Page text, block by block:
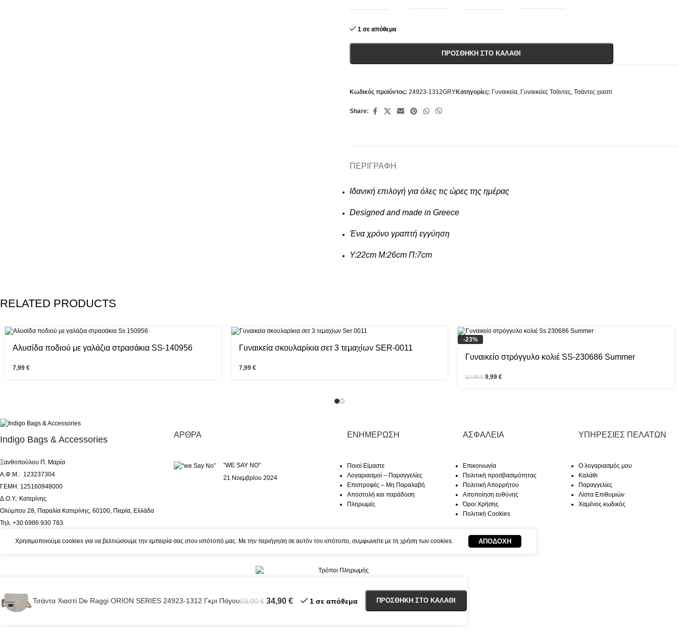
1 σε απόθεμα
ΠΡΟΣΘΉΚΗ ΣΤΟ ΚΑΛΆΘΙ
Κωδικός προϊόντος: 24923-1312GRYΚατηγορίες: Γυναικεία, Γυναικείες Τσάντες, Τσάντες χιαστί
Share:
ΠΕΡΙΓΡΑΦΉ
Ιδανική επιλογή για όλες τις ώρες της ημέρας
Designed and made in Greece
Ένα χρόνο γραπτή εγγύηση
Υ:22cm Μ:26cm Π:7cm
RELATED PRODUCTS
Αλυσίδα ποδιού με γαλάζια στρασάκια SS-140956
7,99 €
Γυναικεία σκουλαρίκια σετ 3 τεμαχίων SER-0011
7,99 €
-23%
Γυναικείο στρόγγυλο κολιέ SS-230686 Summer
12,99€ 9,99 €
Indigo Bags & Accessories
Ξανθοπούλου Π. Μαρία
Α.Φ.Μ.: 123237304
ΓΕΜΗ: 125160948000
Δ.Ο.Υ.: Κατερίνης
Ολύμπου 28, Παραλία Κατερίνης, 60100, Πιερία, Ελλάδα
Τηλ. +30 6986 930 783
ΆΡΘΡΑ
“WE SAY NO”
21 Νοεμβρίου 2024
ΕΝΗΜΈΡΩΣΗ
Ποιοί Είμαστε
Λογαριασμοί – Παραγγελίες
Επιστροφές – Μη Παραλαβή
Αποστολή και παράδοση
Πληρωμές
ΑΣΦΆΛΕΙΑ
Επικοινωνία
Πολιτική προσβασιμότητας
Πολιτική Απορρήτου
Αποποίηση ευθύνης
Όροι Χρήσης
Πολιτική Cookies
ΥΠΗΡΕΣΊΕΣ ΠΕΛΑΤΏΝ
Ο λογαριασμός μου
Καλάθι
Παραγγελίες
Λίστα Επιθυμιών
Χαμένος κωδικός
Χρησιμοποιούμε cookies για να βελτιώσουμε την εμπειρία σας στον ιστότοπό μας. Με την περιήγηση σε αυτόν τον ιστότοπο, συμφωνείτε με τη χρήση των cookies. ΑΠΟΔΟΧΉ
Τσάντα Χιαστί De Raggi ORION SERIES 24923-1312 Γκρι Πάγου59,00€ 34,90 € 1 σε απόθεμα ΠΡΟΣΘΉΚΗ ΣΤΟ ΚΑΛΆΘΙ
Net